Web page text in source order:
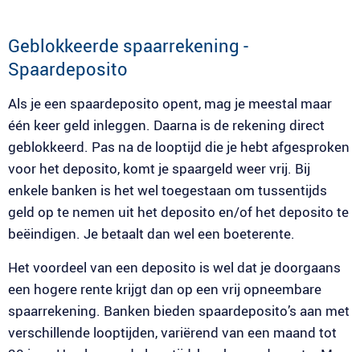
Geblokkeerde spaarrekening -
Spaardeposito
Als je een spaardeposito opent, mag je meestal maar
één keer geld inleggen. Daarna is de rekening direct
geblokkeerd. Pas na de looptijd die je hebt afgesproken
voor het deposito, komt je spaargeld weer vrij. Bij
enkele banken is het wel toegestaan om tussentijds
geld op te nemen uit het deposito en/of het deposito te
beëindigen. Je betaalt dan wel een boeterente.
Het voordeel van een deposito is wel dat je doorgaans
een hogere rente krijgt dan op een vrij opneembare
spaarrekening. Banken bieden spaardeposito’s aan met
verschillende looptijden, variërend van een maand tot